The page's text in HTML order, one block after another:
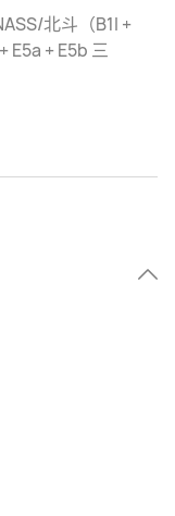
北斗（B1I +
E5a + E5b 三